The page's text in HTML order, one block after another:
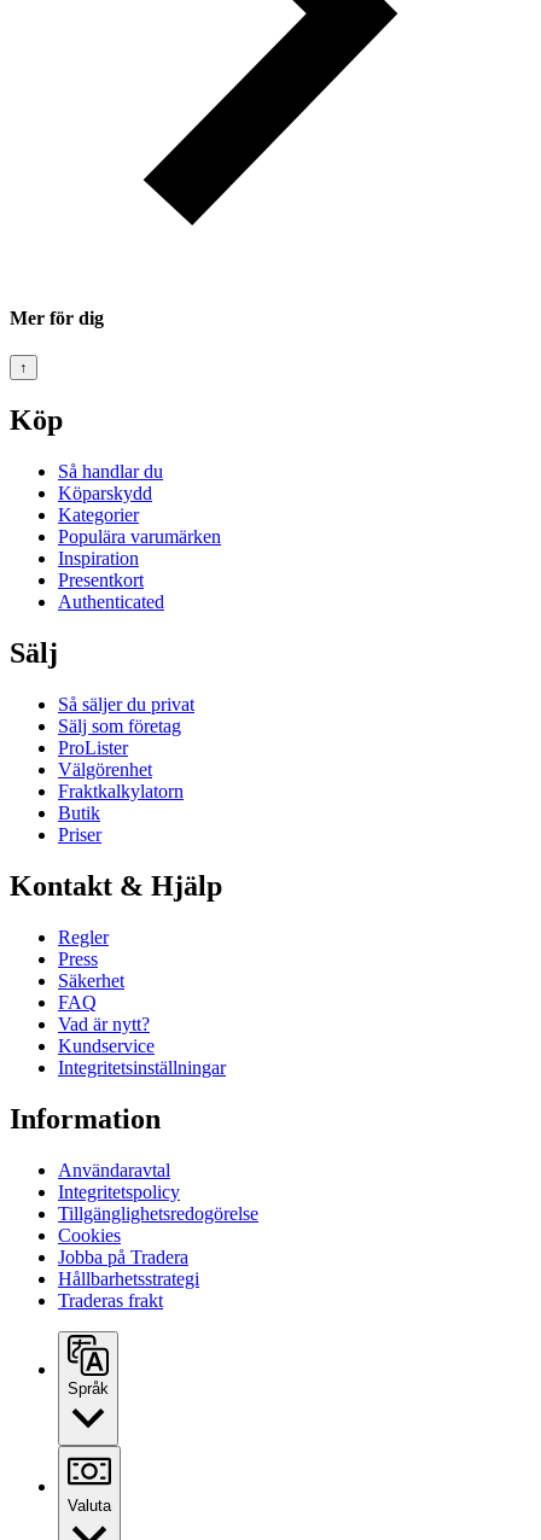
Mer för dig
↑
Köp
Så handlar du
Köparskydd
Kategorier
Populära varumärken
Inspiration
Presentkort
Authenticated
Sälj
Så säljer du privat
Sälj som företag
ProLister
Välgörenhet
Fraktkalkylatorn
Butik
Priser
Kontakt & Hjälp
Regler
Press
Säkerhet
FAQ
Vad är nytt?
Kundservice
Integritetsinställningar
Information
Användaravtal
Integritetspolicy
Tillgänglighetsredogörelse
Cookies
Jobba på Tradera
Hållbarhetsstrategi
Traderas frakt
Språk
Valuta